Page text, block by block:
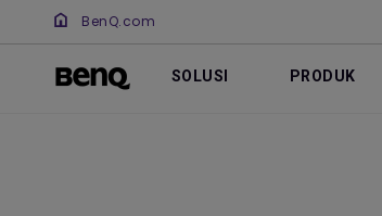
BenQ.com
SOLUSI PRODUK